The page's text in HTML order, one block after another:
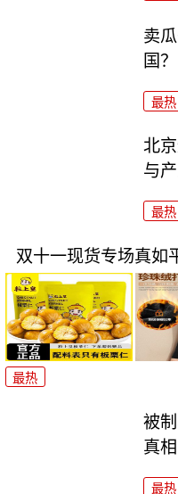
卖
国？
最热
北
与
最热
双十一现货专场真如
最热
被
真相
最热